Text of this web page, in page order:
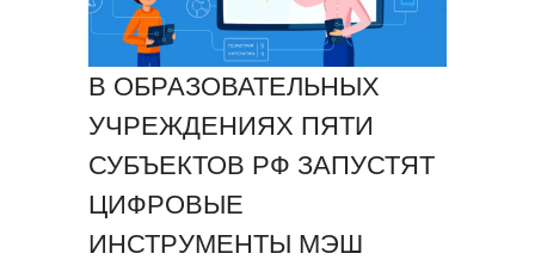
В ОБРАЗОВАТЕЛЬНЫХ
УЧРЕЖДЕНИЯХ ПЯТИ
СУБЪЕКТОВ РФ ЗАПУСТЯТ
ЦИФРОВЫЕ
ИНСТРУМЕНТЫ МЭШ